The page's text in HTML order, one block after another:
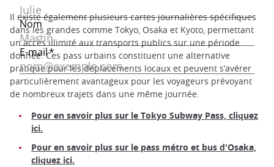
Il existe également plusieurs cartes journalières spécifiques
dans les grandes comme Tokyo, Osaka et Kyoto, permettant
un accès illimité aux transports publics sur une période
donnée. Ces pass urbains constituent une alternative
pratique pour les déplacements locaux et peuvent s’avérer
particulièrement avantageux pour les voyageurs prévoyant
de nombreux trajets dans une même journée.
Pour en savoir plus sur le Tokyo Subway Pass, cliquez
ici.
Pour en savoir plus sur le pass métro et bus d'Osaka,
cliquez ici.